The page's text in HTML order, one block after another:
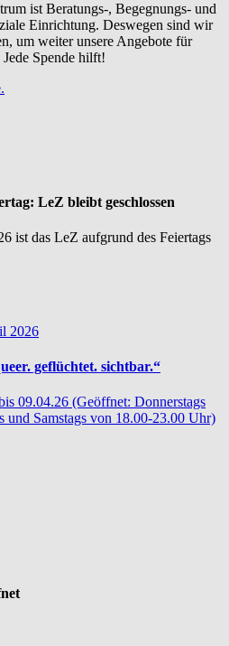
ist Beratungs-, Begegnungs- und
Einrichtung. Deswegen sind wir
um weiter unsere Angebote für
Spende hilft!
LeZ bleibt geschlossen
ist das LeZ aufgrund des Feiertags
2026
geflüchtet. sichtbar.“
09.04.26 (Geöffnet: Donnerstags
und Samstags von 18.00-23.00 Uhr)